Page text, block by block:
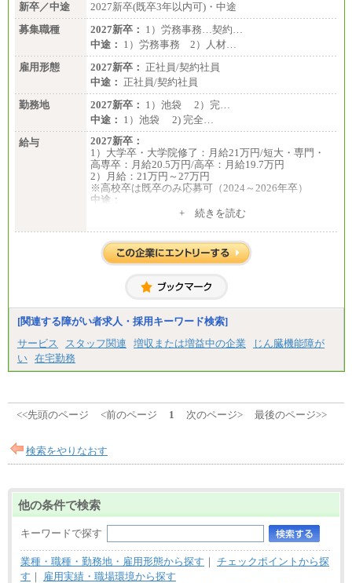
新卒／中途
2027新卒(既卒3年以内可)・中途
募集職種
2027新卒： 1）労務事務…契約…
中途： 1）労務事務 2）人材…
雇用形態
2027新卒： 正社員/契約社員
中途： 正社員/契約社員
勤務地
2027新卒： 1）池袋 2）完…
中途： 1）池袋 2) 完全…
給与
2027新卒：
1）大学卒・大学院修了：月給21万円/短大・専門・
高専卒：月給20.5万円/高卒：月給19.7万円
2）月給：21万円～27万円
※高校卒は既卒のみ応募可（2024～2026年卒）
中途：
1）月給：21万円～25万円+ 続きを読む
[関連する障がい者求人・採用キーワード検索]
サービス
スタッフ関連 増収または増益中の企業
じん臓機能障が
い 在宅勤務
<<先頭のページ <前のページ 1 次のページ> 最後のページ>>
検索をやりなおす
他の条件で検索
キーワードで探す
業種・職種・勤務地・雇用形態から探す ｜ チェックポイントから探
す ｜
雇用実績・職場環境から探す